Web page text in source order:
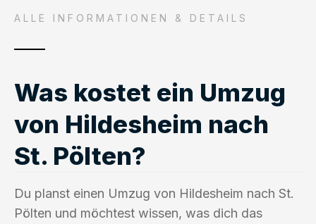
ALLE INFORMATIONEN & DETAILS
Was kostet ein Umzug
von Hildesheim nach
St. Pölten?
Du planst einen Umzug von Hildesheim nach St.
Pölten und möchtest wissen, was dich das